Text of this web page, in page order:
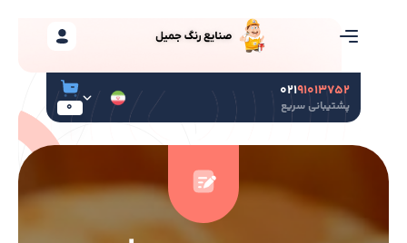
۹۱۰۱۳۷۵۲۰۲۱
پشتیبانی سریع 0